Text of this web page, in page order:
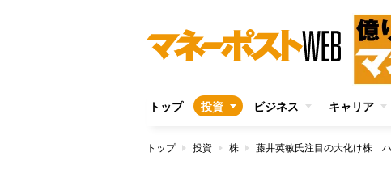
トップ 投資 ビジネス キャリア
トップ 投資 株 藤井英敏氏注目の大化け株